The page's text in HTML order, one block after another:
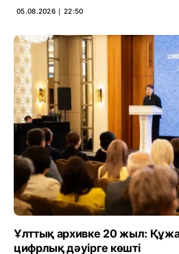
05.08.2026 ∣ 22:50
Ұлттық архивке 20 жыл:
цифрлық дәуірге көшті